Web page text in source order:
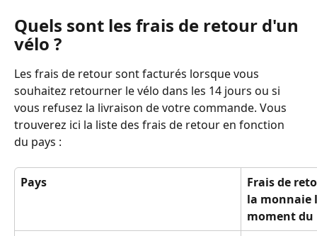
Quels sont les frais de retour d'un
vélo ?
Les frais de retour sont facturés lorsque vous
souhaitez retourner le vélo dans les 14 jours ou si
vous refusez la livraison de votre commande. Vous
trouverez ici la liste des frais de retour en fonction
du pays :
Pays
Frais de
la monnaie
moment du